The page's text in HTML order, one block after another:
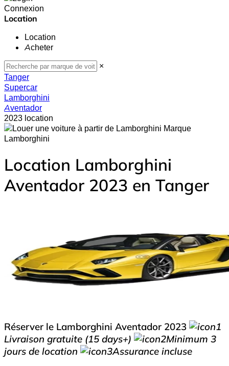
Connexion
Location
Location
Acheter
×
Tanger
Supercar
Lamborghini
Aventador
2023 location
Lamborghini
Location Lamborghini
Aventador 2023 en Tanger
Réserver le Lamborghini Aventador 2023
Livraison gratuite (15 days+)
Minimum 3
jours de location
Assurance incluse